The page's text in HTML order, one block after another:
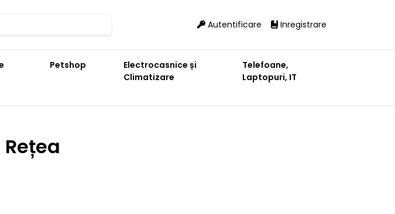
Autentificare Inregistrare
Petshop
Electrocasnice și
Climatizare
Telefoane,
Laptopuri, IT